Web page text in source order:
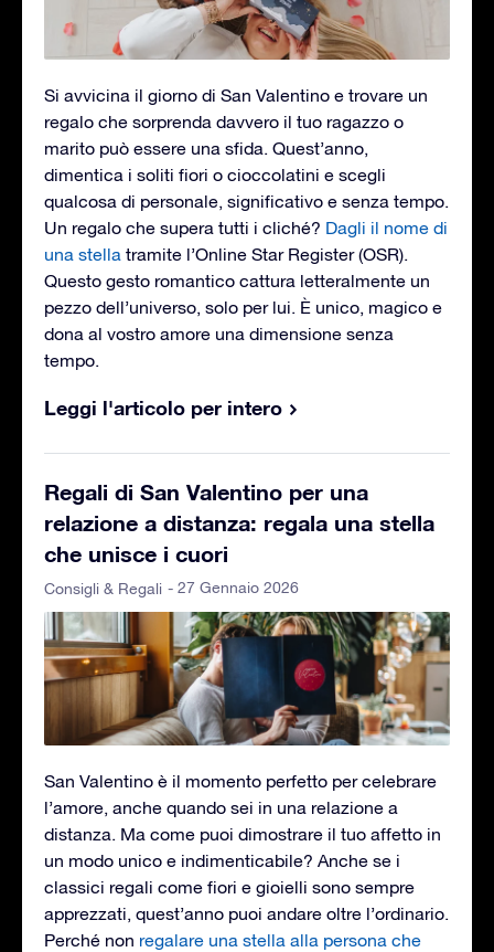
Si avvicina il giorno di San Valentino e trovare un
regalo che sorprenda davvero il tuo ragazzo o
marito può essere una sfida. Quest’anno,
dimentica i soliti fiori o cioccolatini e scegli
qualcosa di personale, significativo e senza tempo.
Un regalo che supera tutti i cliché? Dagli il nome di
una stella tramite l’Online Star Register (OSR).
Questo gesto romantico cattura letteralmente un
pezzo dell’universo, solo per lui. È unico, magico e
dona al vostro amore una dimensione senza
tempo.
Leggi l'articolo per intero
Regali di San Valentino per una
relazione a distanza: regala una stella
che unisce i cuori
Consigli & Regali - 27 Gennaio 2026
San Valentino è il momento perfetto per celebrare
l’amore, anche quando sei in una relazione a
distanza. Ma come puoi dimostrare il tuo affetto in
un modo unico e indimenticabile? Anche se i
classici regali come fiori e gioielli sono sempre
apprezzati, quest’anno puoi andare oltre l’ordinario.
Perché non regalare una stella alla persona che